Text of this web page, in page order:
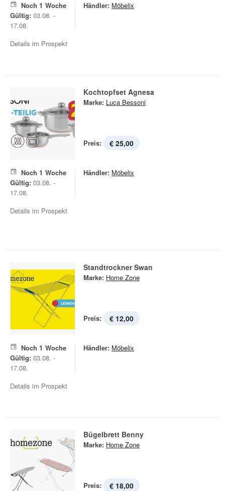
Noch 1 Woche
Gültig: 03.08. -
17.08.
Händler: Möbelix
Details im Prospekt
Kochtopfset Agnesa
Marke: Luca Bessoni
Preis: € 25,00
Noch 1 Woche
Gültig: 03.08. -
17.08.
Händler: Möbelix
Details im Prospekt
Standtrockner Swan
Marke: Home Zone
Preis: € 12,00
Noch 1 Woche
Gültig: 03.08. -
17.08.
Händler: Möbelix
Details im Prospekt
Bügelbrett Benny
Marke: Home Zone
Preis: € 18,00